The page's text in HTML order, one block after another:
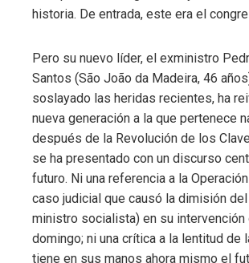
historia. De entrada, este era el
Pero su nuevo líder, el exministro
Santos (São João da Madeira, 46
soslayado las heridas recientes, ha
nueva generación a la que pertenece
después de la Revolución de los
se ha presentado con un discurso
futuro. Ni una referencia a la
caso judicial que causó la dimisión
ministro socialista) en su intervención
domingo; ni una crítica a la lentitud de
tiene en sus manos ahora mismo el